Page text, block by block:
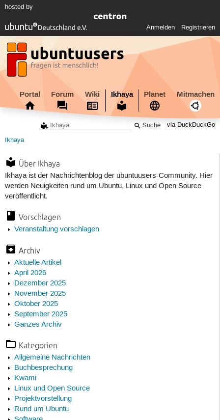
hosted by
Anmelden Registrieren
Portal Forum Wiki Ikhaya Planet Mitmachen
via DuckDuckGo
Ikhaya
Über Ikhaya
Ikhaya ist der Nachrichtenblog der ubuntuusers-Community. Hier
werden Neuigkeiten rund um Ubuntu, Linux und Open Source
veröffentlicht.
Vorschlagen
Veranstaltung vorschlagen
Archiv
Aktuelle Artikel
April 2026
Dezember 2025
November 2025
Oktober 2025
September 2025
Ganzes Archiv
Kategorien
Allgemeine Nachrichten
Buchbesprechung
Kwami
Linux und Open Source
Projektvorstellung
Rund um Ubuntu